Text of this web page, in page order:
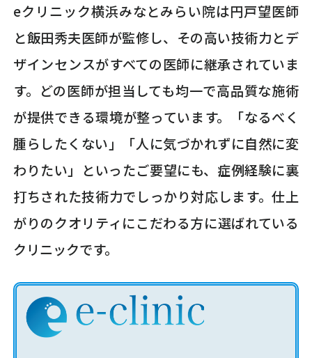
eクリニック横浜みなとみらい院は円戸望医師
と飯田秀夫医師が監修し、その高い技術力とデ
ザインセンスがすべての医師に継承されていま
す。どの医師が担当しても均一で高品質な施術
が提供できる環境が整っています。「なるべく
腫らしたくない」「人に気づかれずに自然に変
わりたい」といったご要望にも、症例経験に裏
打ちされた技術力でしっかり対応します。仕上
がりのクオリティにこだわる方に選ばれている
クリニックです。